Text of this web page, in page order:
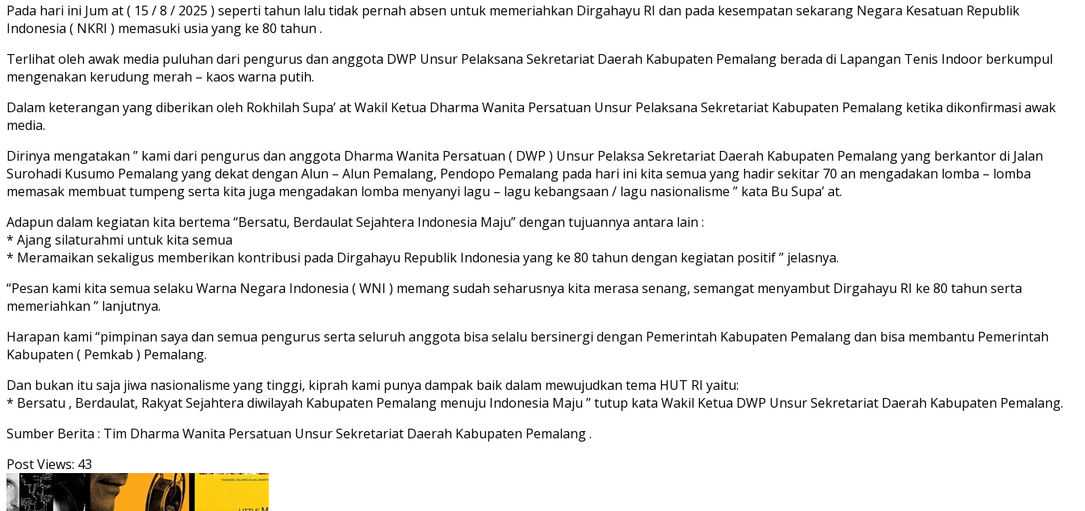
Pada hari ini Jum at ( 15 / 8 / 2025 ) seperti tahun lalu tidak pernah absen untuk memeriahkan Dirgahayu RI dan pada kesempatan sekarang Negara Kesatuan Republik
Indonesia ( NKRI ) memasuki usia yang ke 80 tahun .
Terlihat oleh awak media puluhan dari pengurus dan anggota DWP Unsur Pelaksana Sekretariat Daerah Kabupaten Pemalang berada di Lapangan Tenis Indoor berkumpul
mengenakan kerudung merah – kaos warna putih.
Dalam keterangan yang diberikan oleh Rokhilah Supa’ at Wakil Ketua Dharma Wanita Persatuan Unsur Pelaksana Sekretariat Kabupaten Pemalang ketika dikonfirmasi awak
media.
Dirinya mengatakan ” kami dari pengurus dan anggota Dharma Wanita Persatuan ( DWP ) Unsur Pelaksa Sekretariat Daerah Kabupaten Pemalang yang berkantor di Jalan
Surohadi Kusumo Pemalang yang dekat dengan Alun – Alun Pemalang, Pendopo Pemalang pada hari ini kita semua yang hadir sekitar 70 an mengadakan lomba – lomba
memasak membuat tumpeng serta kita juga mengadakan lomba menyanyi lagu – lagu kebangsaan / lagu nasionalisme ” kata Bu Supa’ at.
Adapun dalam kegiatan kita bertema “Bersatu, Berdaulat Sejahtera Indonesia Maju” dengan tujuannya antara lain :
* Ajang silaturahmi untuk kita semua
* Meramaikan sekaligus memberikan kontribusi pada Dirgahayu Republik Indonesia yang ke 80 tahun dengan kegiatan positif ” jelasnya.
“Pesan kami kita semua selaku Warna Negara Indonesia ( WNI ) memang sudah seharusnya kita merasa senang, semangat menyambut Dirgahayu RI ke 80 tahun serta
memeriahkan ” lanjutnya.
Harapan kami “pimpinan saya dan semua pengurus serta seluruh anggota bisa selalu bersinergi dengan Pemerintah Kabupaten Pemalang dan bisa membantu Pemerintah
Kabupaten ( Pemkab ) Pemalang.
Dan bukan itu saja jiwa nasionalisme yang tinggi, kiprah kami punya dampak baik dalam mewujudkan tema HUT RI yaitu:
* Bersatu , Berdaulat, Rakyat Sejahtera diwilayah Kabupaten Pemalang menuju Indonesia Maju ” tutup kata Wakil Ketua DWP Unsur Sekretariat Daerah Kabupaten Pemalang.
Sumber Berita : Tim Dharma Wanita Persatuan Unsur Sekretariat Daerah Kabupaten Pemalang .
Post Views: 43